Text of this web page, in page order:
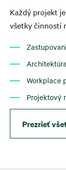
Každý projekt
všetky činnosti
Workplace
Projektový
Prezrieť